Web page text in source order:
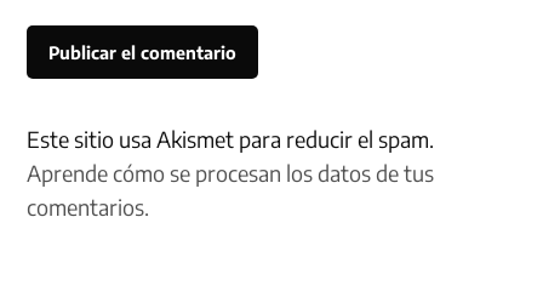
Este sitio usa Akismet para reducir el spam.
Aprende cómo se procesan los datos de tus
comentarios.